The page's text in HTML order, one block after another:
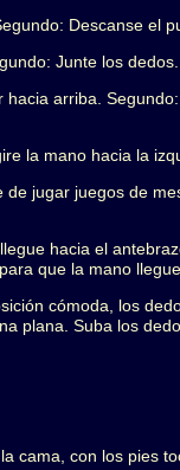
Descanse el
Junte los dedos.
arriba.
la mano hacia la
jugar juegos de
hacia el
que la mano
cómoda, los
plana. Suba los
cama, con los pies